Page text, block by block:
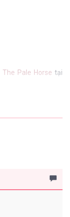
The Pale Horse tại